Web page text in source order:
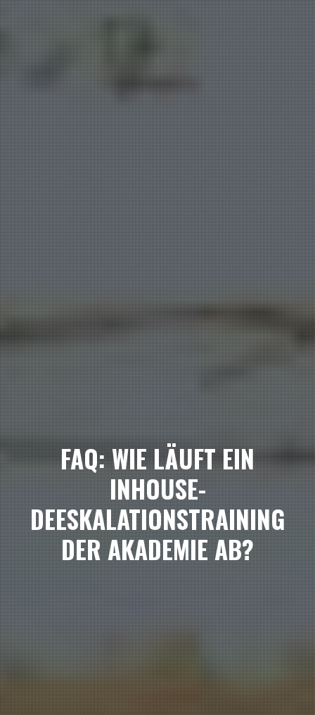
FAQ: WIE LÄUFT EIN
INHOUSE-
DEESKALATIONSTRAINING
DER AKADEMIE AB?